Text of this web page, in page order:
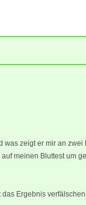
was zeigt er mir an zwei
meinen Bluttest um
Ergebnis